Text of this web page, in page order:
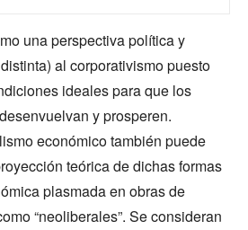
una perspectiva política y
al corporativismo puesto
ideales para que los
y prosperen.
económico también puede
teórica de dichas formas
plasmada en obras de
“neoliberales”. Se consideran